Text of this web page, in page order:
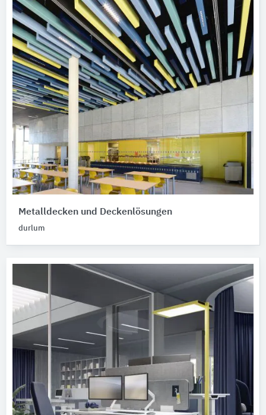
Metalldecken und Deckenlösungen
durlum